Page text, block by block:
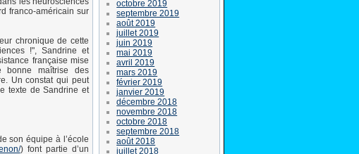
franco-américain sur
chronique de cette
!", Sandrine et
française mise
bonne maîtrise des
Un constat qui peut
texte de Sandrine et
son équipe à l’école
) font partie d’un
octobre 2019
septembre 2019
août 2019
juillet 2019
juin 2019
mai 2019
avril 2019
mars 2019
février 2019
janvier 2019
décembre 2018
novembre 2018
octobre 2018
septembre 2018
août 2018
juillet 2018